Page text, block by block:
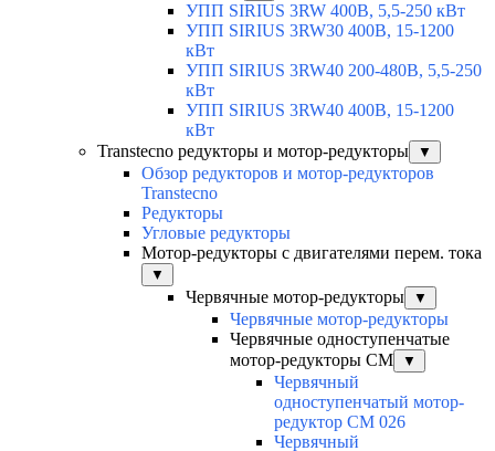
УПП SIRIUS 3RW 400В, 5,5-250 кВт
УПП SIRIUS 3RW30 400В, 15-1200
кВт
УПП SIRIUS 3RW40 200-480В, 5,5-250
кВт
УПП SIRIUS 3RW40 400В, 15-1200
кВт
Transtecno редукторы и мотор-редукторы
▼
Обзор редукторов и мотор-редукторов
Transtecno
Редукторы
Угловые редукторы
Мотор-редукторы с двигателями перем. тока
▼
Червячные мотор-редукторы ▼
Червячные мотор-редукторы
Червячные одноступенчатые
мотор-редукторы CM
▼
Червячный
одноступенчатый мотор-
редуктор CM 026
Червячный